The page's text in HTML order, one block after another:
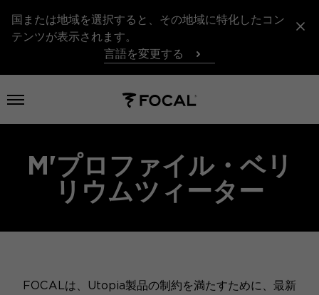
国または地域を選択すると、その地域に特化したコン
テンツが表示されます。
言語を変更する
メニューを開く
M'プロファイル・ベリ
リウムツィーター
FOCALは、Utopia製品の制約を満たすために、最新